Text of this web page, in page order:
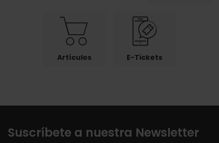
Artículos E-Tickets
Suscríbete a nuestra Newsletter